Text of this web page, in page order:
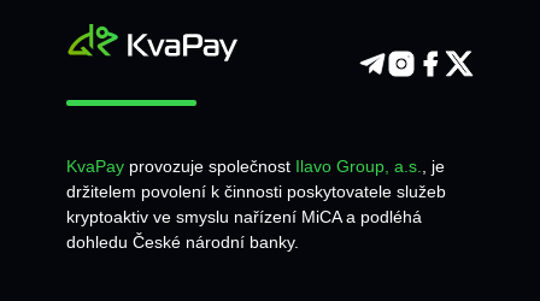
KvaPay provozuje společnost Ilavo Group, a.s., je
držitelem povolení k činnosti poskytovatele služeb
kryptoaktiv ve smyslu nařízení MiCA a podléhá
dohledu České národní banky.